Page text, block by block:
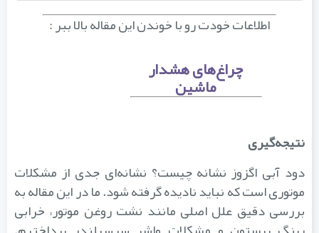
اطلاعات خودت رو با خوندن این مقاله بالا ببر :
چراغ‌های هشدار
ماشین
نتیجه‌گیری
دود آبی اگزوز نشانه چیست؟ نشانه‌ای جدی از مشکلات
موتوری است که نباید نادیده گرفته شود. ما در این مقاله به
بررسی دقیق علل اصلی مانند نشت روغن موتور، خرابی